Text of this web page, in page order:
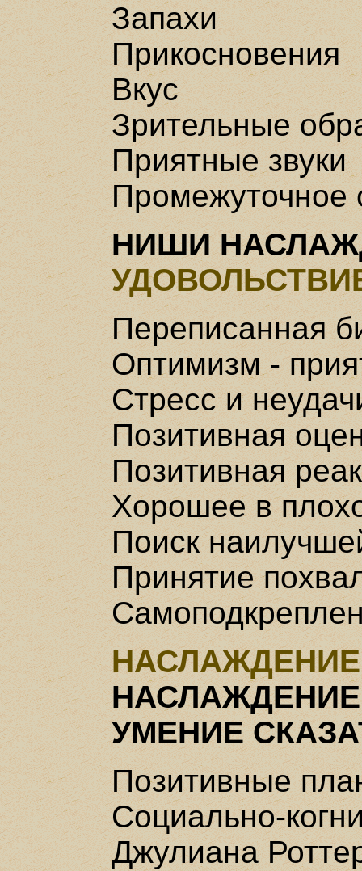
Запахи
Прикосновения
Вкус
Зрительные
Приятные звуки
Промежуточное
НИШИ
Переписанная
Оптимизм -
Стресс и
Позитивная
Позитивная
Хорошее в
Поиск
Принятие
УМЕНИЕ
Позитивные
Социально-
Джулиана